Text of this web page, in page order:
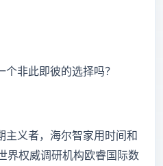
非此即彼的选择吗？
主义者，海尔智家用时间和
界权威调研机构欧睿国际数